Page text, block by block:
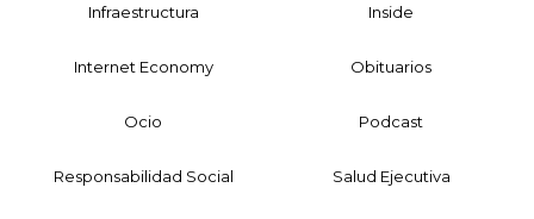
Infraestructura Inside
Internet Economy Obituarios
Ocio Podcast
Responsabilidad Social Salud Ejecutiva